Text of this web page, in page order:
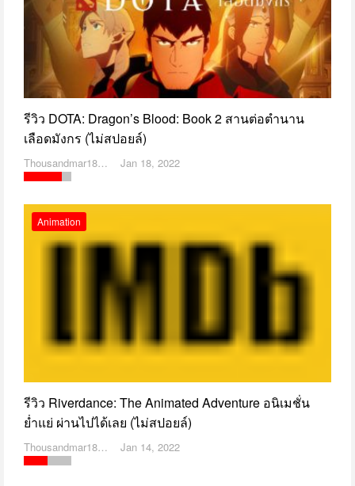
รีวิว DOTA: Dragon’s Blood: Book 2 สานต่อตำนาน
เลือดมังกร (ไม่สปอยล์)
Thousandmar1869 Jan 18, 2022
Animation
รีวิว Riverdance: The Animated Adventure อนิเมชั่น
ย่ำแย่ ผ่านไปได้เลย (ไม่สปอยล์)
Thousandmar1869 Jan 14, 2022